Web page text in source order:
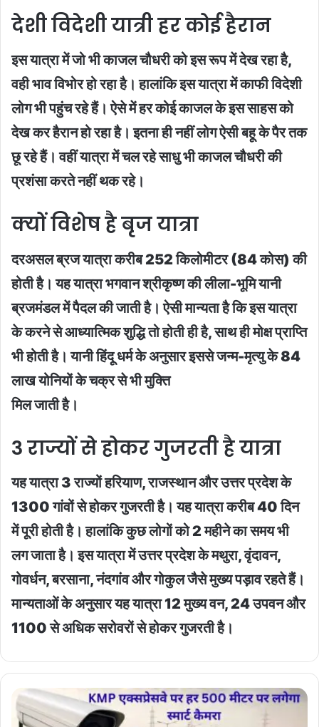
देशी विदेशी यात्री हर कोई हैरान
इस यात्रा में जो भी काजल चौधरी को इस रूप में देख रहा है,
वही भाव विभोर हो रहा है। हालांकि इस यात्रा में काफी विदेशी
लोग भी पहुंच रहे हैं। ऐसे में हर कोई काजल के इस साहस को
देख कर हैरान हो रहा है। इतना ही नहीं लोग ऐसी बहू के पैर तक
छू रहे हैं। वहीं यात्रा में चल रहे साधु भी काजल चौधरी की
प्रशंसा करते नहीं थक रहे।
क्यों विशेष है बृज यात्रा
दरअसल ब्रज यात्रा करीब 252 किलोमीटर (84 कोस) की
होती है। यह यात्रा भगवान श्रीकृष्ण की लीला-भूमि यानी
ब्रजमंडल में पैदल की जाती है। ऐसी मान्यता है कि इस यात्रा
के करने से आध्यात्मिक शुद्धि तो होती ही है, साथ ही मोक्ष प्राप्ति
भी होती है। यानी हिंदू धर्म के अनुसार इससे जन्म-मृत्यु के 84
लाख योनियों के चक्र से भी मुक्ति
मिल जाती है।
3 राज्यों से होकर गुजरती है यात्रा
यह यात्रा 3 राज्यों हरियाण, राजस्थान और उत्तर प्रदेश के
1300 गांवों से होकर गुजरती है। यह यात्रा करीब 40 दिन
में पूरी होती है। हालांकि कुछ लोगों को 2 महीने का समय भी
लग जाता है। इस यात्रा में उत्तर प्रदेश के मथुरा, वृंदावन,
गोवर्धन, बरसाना, नंदगांव और गोकुल जैसे मुख्य पड़ाव रहते हैं।
मान्यताओं के अनुसार यह यात्रा 12 मुख्य वन, 24 उपवन और
1100 से अधिक सरोवरों से होकर गुजरती है।
KMP
Expressway